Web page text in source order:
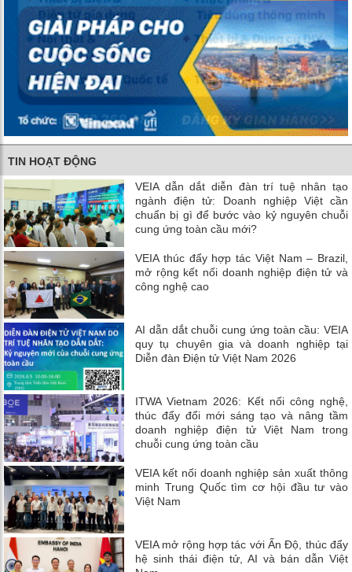
TIN HOẠT ĐỘNG
VEIA dẫn dắt diễn đàn trí tuệ nhân tạo
ngành điện tử: Doanh nghiệp Việt cần
chuẩn bị gì để bước vào kỷ nguyên chuỗi
cung ứng toàn cầu mới?
VEIA thúc đẩy hợp tác Việt Nam – Brazil,
mở rộng kết nối doanh nghiệp điện tử và
công nghệ cao
AI dẫn dắt chuỗi cung ứng toàn cầu: VEIA
quy tụ chuyên gia và doanh nghiệp tại
Diễn đàn Điện tử Việt Nam 2026
ITWA Vietnam 2026: Kết nối công nghệ,
thúc đẩy đổi mới sáng tạo và nâng tầm
doanh nghiệp điện tử Việt Nam trong
chuỗi cung ứng toàn cầu
VEIA kết nối doanh nghiệp sản xuất thông
minh Trung Quốc tìm cơ hội đầu tư vào
Việt Nam
VEIA mở rộng hợp tác với Ấn Độ, thúc đẩy
hệ sinh thái điện tử, AI và bán dẫn Việt